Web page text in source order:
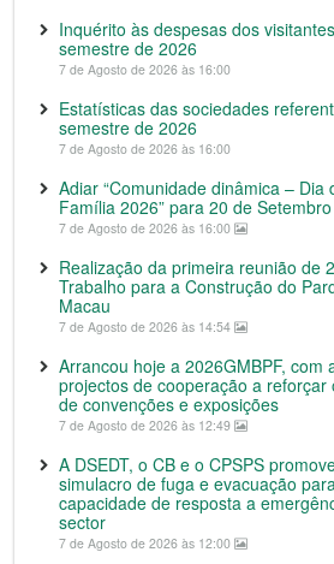
Inquérito às despesas dos
semestre de 2026
7 de Agosto de 2026 às 16:00
Estatísticas das sociedades
semestre de 2026
7 de Agosto de 2026 às 16:00
Adiar “Comunidade dinâmica – Dia
Família 2026” para 20 de
7 de Agosto de 2026 às 16:00
Realização da primeira reunião de
Trabalho para a Construção do
Macau
7 de Agosto de 2026 às 14:54
Arrancou hoje a 2026GMBPF, com
projectos de cooperação a
de convenções e exposições
7 de Agosto de 2026 às 12:49
A DSEDT, o CB e o CPSPS
simulacro de fuga e evacuação
capacidade de resposta a
sector
7 de Agosto de 2026 às 12:00